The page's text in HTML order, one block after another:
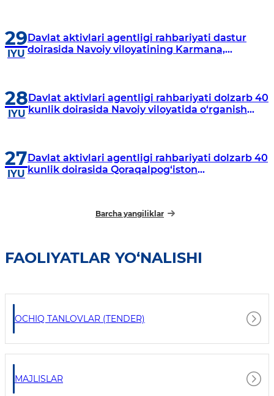
29
IYU
Davlat aktivlari agentligi rahbariyati dastur
doirasida Navoiy viloyatining Karmana,
28
IYU
Davlat aktivlari agentligi rahbariyati dolzarb 40
kunlik doirasida Navoiy viloyatida o‘rganish
27
IYU
Davlat aktivlari agentligi rahbariyati dolzarb 40
kunlik doirasida Qoraqalpog‘iston
Barcha yangiliklar
FAOLIYATLAR YO‘NALISHI
OCHIQ TANLOVLAR (TENDER)
MAJLISLAR